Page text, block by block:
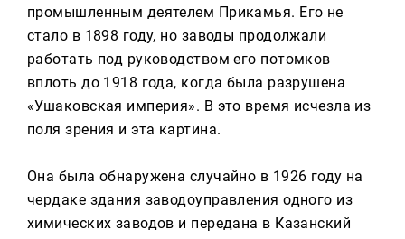
промышленным деятелем Прикамья. Его не
стало в 1898 году, но заводы продолжали
работать под руководством его потомков
вплоть до 1918 года, когда была разрушена
«Ушаковская империя». В это время исчезла из
поля зрения и эта картина.
Она была обнаружена случайно в 1926 году на
чердаке здания заводоуправления одного из
химических заводов и передана в Казанский